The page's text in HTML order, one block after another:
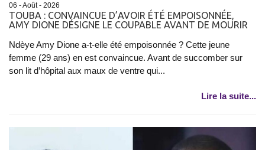
06 - Août - 2026
TOUBA : CONVAINCUE D’AVOIR ÉTÉ EMPOISONNÉE,
AMY DIONE DÉSIGNE LE COUPABLE AVANT DE MOURIR
Ndèye Amy Dione a-t-elle été empoisonnée ? Cette jeune
femme (29 ans) en est convaincue. Avant de succomber sur
son lit d’hôpital aux maux de ventre qui...
Lire la suite...